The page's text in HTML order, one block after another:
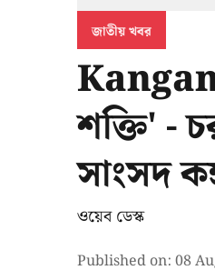
জাতীয় খবর
শক্তি' -
সাংসদ
ওয়েব ডেস্ক
Published on: 08